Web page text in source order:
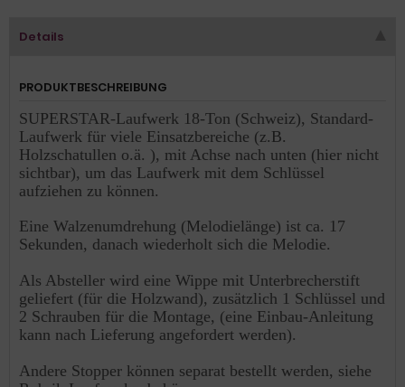
Details
PRODUKTBESCHREIBUNG
SUPERSTAR-Laufwerk 18-Ton (Schweiz), Standard-
Laufwerk für viele Einsatzbereiche (z.B.
Holzschatullen o.ä. ), mit Achse nach unten (hier nicht
sichtbar), um das Laufwerk mit dem Schlüssel
aufziehen zu können.
Eine Walzenumdrehung (Melodielänge) ist ca. 17
Sekunden, danach wiederholt sich die Melodie.
Als Absteller wird eine Wippe mit Unterbrecherstift
geliefert (für die Holzwand), zusätzlich 1 Schlüssel und
2 Schrauben für die Montage, (eine Einbau-Anleitung
kann nach Lieferung angefordert werden).
Andere Stopper können separat bestellt werden, siehe